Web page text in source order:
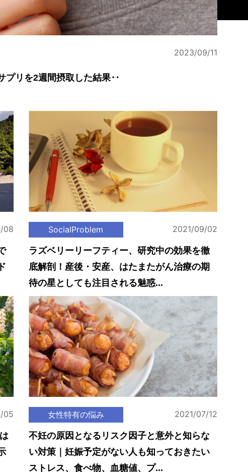
2023/09/11
プリを2週間摂取した結果‥
08 SocialProblem 2021/09/02
ラズベリーリーフティー、研究中の効果を徹
底解剖！産後・安産、はたまたがん治療の期
待の星としても注目される魅惑...
05 女性特有の悩み 2021/07/12
不妊の原因となるリスク因子と意外と知らな
い対策｜妊娠予定がない人も知っておきたい
ストレス、食べ物、血糖値、プ...